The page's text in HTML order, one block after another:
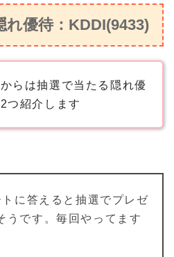
優待：KDDI(9433)
らは抽選で当たる隠れ優
つ紹介します
に答えると抽選でプレゼ
うです。毎回やってます